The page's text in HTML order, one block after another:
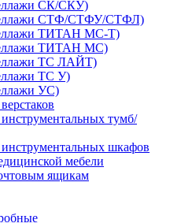
СК/СКУ)
СТФ/СТФУ/СТФЛ)
ТИТАН МС-Т)
ТИТАН МС)
ТС ЛАЙТ)
ТС У)
УС)
тумб/
шкафов
мебели
ящикам